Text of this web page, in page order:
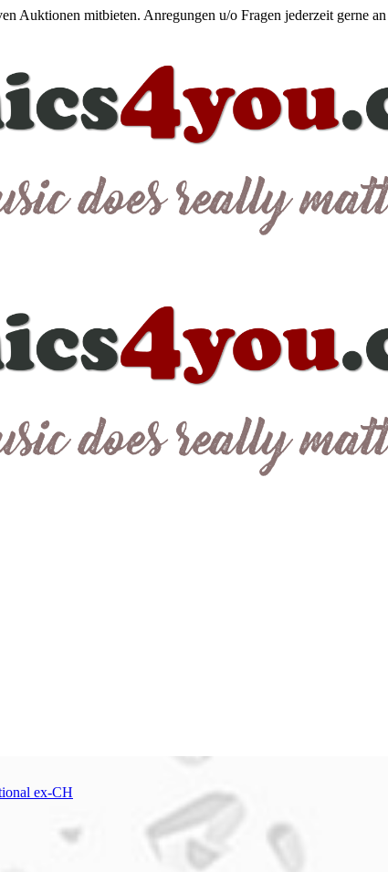
Auktionen mitbieten. Anregungen u/o Fragen jederzeit gerne an
ex-CH